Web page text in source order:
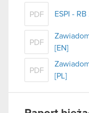
PDF ESPI -
PDF
[EN]
PDF
[PL]